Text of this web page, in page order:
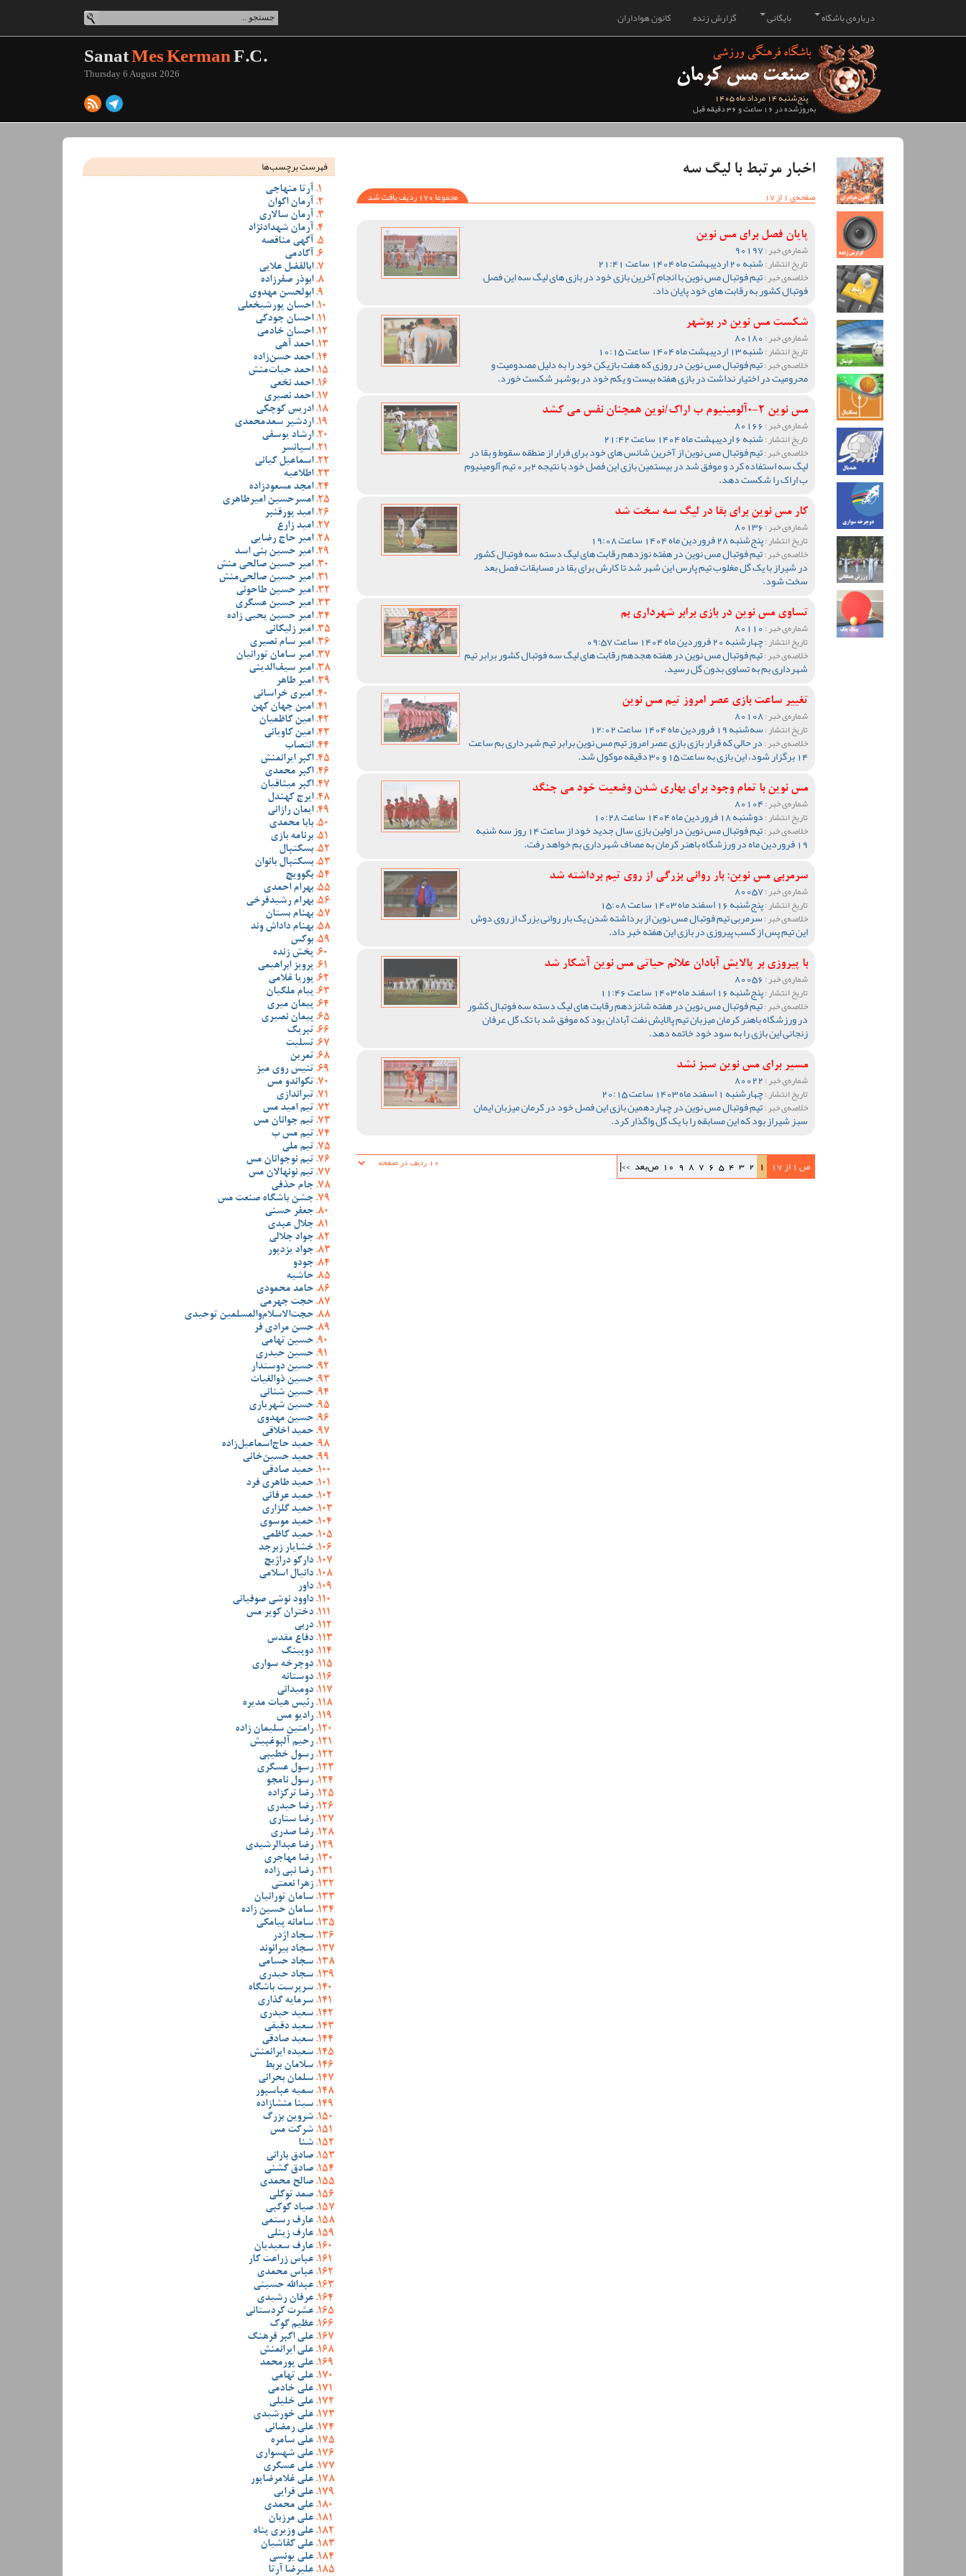
کانون هواداران گزارش زنده بایگانی درباره‌ی باشگاه
پنج‌شنبه 14 مرداد ماه 1405
به‌روزشده در 16 ساعت و 36 دقیقه قبل
SanatMes KermanF.C.
Thursday 6 August 2026
اخبار مرتبط با لیگ سه
صفحه‌ی 1 از 17
مجموعا 170 ردیف یافت شد
پایان فصل برای مس نوین
شماره‌ی خبر :90197
تاریخ انتشار :شنبه 20 اردیبهشت ماه 1404 ساعت 21:41
خلاصه‌ی خبر :تیم فوتبال مس نوین با انجام آخرین بازی خود در بازی های لیگ سه این فصل
فوتبال کشور به رقابت های خود پایان داد.
شکست مس نوین در بوشهر
شماره‌ی خبر :
تاریخ انتشار :شنبه 13 اردیبهشت ماه 1404 ساعت 10:15
خلاصه‌ی خبر :تیم فوتبال مس نوین در روزی که هفت بازیکن خود را به دلیل مصدومیت و
محرومیت در اختیار نداشت در بازی هفته بیست و یکم خود در بوشهر شکست خورد.
مس نوین 2-0آلومینیوم ب اراک/نوین همچنان نفس می کشد
شماره‌ی خبر :
تاریخ انتشار :شنبه 6 اردیبهشت ماه 1404 ساعت 21:42
خلاصه‌ی خبر :تیم فوتبال مس نوین از آخرین شانس های خود برای فرار از منطقه سقوط و بقا در
لیگ سه استفاده کرد و موفق شد در بیستمین بازی این فصل خود با نتیجه 2بر0 تیم آلومینیوم
ب اراک را شکست دهد.
کار مس نوین برای بقا در لیگ سه سخت شد
شماره‌ی خبر :
تاریخ انتشار :پنج‌شنبه 28 فروردین ماه 1404 ساعت 19:08
خلاصه‌ی خبر :تیم فوتبال مس نوین در هفته نوزدهم رقابت های لیگ دسته سه فوتبال کشور
در شیراز با یک گل مغلوب تیم پارس این شهر شد تا کارش برای بقا در مسابقات فصل بعد
سخت شود.
تساوی مس نوین در بازی برابر شهرداری بم
شماره‌ی خبر :
تاریخ انتشار :چهارشنبه 20 فروردین ماه 1404 ساعت 09:57
خلاصه‌ی خبر :تیم فوتبال مس نوین در هفته هجدهم رقابت های لیگ سه فوتبال کشور برابر تیم
شهرداری بم به تساوی بدون گل رسید.
تغییر ساعت بازی عصر امروز تیم مس نوین
شماره‌ی خبر :80108
تاریخ انتشار :سه‌شنبه 19 فروردین ماه 1404 ساعت 12:02
خلاصه‌ی خبر :در حالی که قرار بازی بازی عصر امروز تیم مس نوین برابر تیم شهرداری بم ساعت
14 برگزار شود، این بازی به ساعت 15 و 30 دقیقه موکول شد.
مس نوین با تمام وجود برای بهاری شدن وضعیت خود می جنگد
شماره‌ی خبر :80104
تاریخ انتشار :دوشنبه 18 فروردین ماه 1404 ساعت 10:28
خلاصه‌ی خبر : تیم فوتبال مس نوین در اولین بازی سال جدید خود از ساعت 14 روز سه شنبه
19 فروردین ماه در ورزشگاه باهنر کرمان به مصاف شهرداری بم خواهد رفت.
سرمربی مس نوین: بار روانی بزرگی از روی تیم برداشته شد
شماره‌ی خبر :80057
تاریخ انتشار :پنج‌شنبه 16 اسفند ماه 1403 ساعت 15:08
خلاصه‌ی خبر :سرمربی تیم فوتبال مس نوین از برداشته شدن یک بار روانی بزرگ از روی دوش
این تیم پس از کسب پیروزی در بازی این هفته خبر داد.
با پیروزی بر پالایش آبادان علائم حیاتی مس نوین آشکار شد
شماره‌ی خبر :
تاریخ انتشار :پنج‌شنبه 16 اسفند ماه 1403 ساعت 11:46
خلاصه‌ی خبر :تیم فوتبال مس نوین در هفته شانزدهم رقابت های لیگ دسته سه فوتبال کشور
در ورزشگاه باهنر کرمان میزبان تیم پالایش نفت آبادان بود که موفق شد با تک گل عرفان
زنجانی این بازی را به سود خود خاتمه دهد.
مسیر برای مس نوین سبز نشد
شماره‌ی خبر :
تاریخ انتشار :چهارشنبه 1 اسفند ماه 1403 ساعت 20:15
خلاصه‌ی خبر :تیم فوتبال مس نوین در چهاردهمین بازی این فصل خود در کرمان میزبان ایمان
سبز شیراز بود که این مسابقه را با یک گل واگذار کرد.
ص 1 از 17 1
2
3
4
5
6
7
8
9
10 ص‌بعد >>|
فهرست برچسب‌ها
آرتا منهاجی
آرمان اکوان
آرمان سالاری
آرمان شهدادنژاد
آگهی مناقصه
آکادمی
ابالفضل علایی
ابوذر صفرزاده
ابولحسن مهدوی
احسان پورشیخعلی
احسان جودکی
احسان خادمی
احمد آهی
احمد حسن‌زاده
احمد حیات‌منش
احمد نخعی
احمد نصیری
ادریس کوچکی
اردشیر سعدمحمدی
ارشاد یوسفی
اسپانسر
اسماعیل کیانی
اطلاعیه
امجد مسعودزاده
امسرحسین امیرطاهری
امید پورقنبر
امید زارع
امیر حاج رضایی
امیر حسین بنی اسد
امیر حسین صالحی منش
امیر حسین صالحی‌منش
امیر حسین طاحونی
امیر حسین عسگری
امیر حسین یحیی زاده
امیر زلیکانی
امیر سام نصیری
امیر سامان تورانیان
امیر سیف‌الدینی
امیر طاهر
امیری خراسانی
امین جهان کهن
امین کاظمیان
امین کاویانی
انتصاب
اکبر ایرانمنش
اکبر محمدی
اکبر میثاقیان
ایرج کهندل
ایمان رازانی
بابا محمدی
برنامه بازی
بسکتبال
بسکتبال بانوان
بگوویچ
بهرام احمدی
بهرام رشیدفرخی
بهنام بستان
بهنام داداش وند
بوکس
پخش زنده
پرویز ابراهیمی
پوریا غلامی
پیام ملکیان
پیمان میری
پیمان نصیری
تبریک
تسلیت
تمرین
تنیس روی میز
تکواندو مس
تیراندازی
تیم امید مس
تیم جوانان مس
تیم مس ب
تیم ملی
تیم نوجوانان مس
تیم نونهالان مس
جام حذفی
جشن باشگاه صنعت مس
جعفر حسنی
جلال عبدی
جواد جلالی
جواد یزدپور
جودو
حاشیه
حامد محمودی
حجت جهرمی
حجت‌الاسلام‌والمسلمین توحیدی
حسن مرادی فر
حسین تهامی
حسین حیدری
حسین دوستدار
حسین ذوالغیاث
حسین شنانی
حسین شهریاری
حسین مهدوی
حمید اخلاقی
حمید حاج‌اسماعیل‌زاده
حمید حسین‌خانی
حمید صادقی
حمید طاهری فرد
حمید عرفانی
حمید گلزاری
حمید موسوی
حمید کاظمی
خشایار زبرجد
دارکو دراژیچ
دانیال اسلامی
داور
داوود نوشی صوفیانی
دختران کویر مس
دربی
دفاع مقدس
دوپینگ
دوچرخه سواری
دوستانه
دومیدانی
رئیس هیات مدیره
رادیو مس
رامتین سلیمان زاده
رحیم آلبوغبیش
رسول خطیبی
رسول عسگری
رسول نامجو
رضا ترکزاده
رضا حیدری
رضا ستاری
رضا صدری
رضا عبدالرشیدی
رضا مهاجری
رضا نبی زاده
زهرا نعمتی
سامان تورانیان
سامان حسین زاده
سامانه پیامکی
سجاد اژدر
سجاد بیرانوند
سجاد حسامی
سجاد حیدری
سرپرست باشگاه
سرمایه گذاری
سعید حیدری
سعید دقیقی
سعید صادقی
سعیده ایرانمنش
سلامان بربط
سلمان بحرانی
سمیه عباسپور
سینا منشازاده
شروین بزرگ
شرکت مس
شنا
صادق بارانی
صادق گشنی
صالح محمدی
صمد توکلی
صیاد کوکبی
عارف رستمی
عارف زینلی
عارف سعیدیان
عباس زراعت کار
عباس محمدی
عبدالله حسینی
عرفان رشیدی
عشرت کردستانی
عظیم گوک
علی اکبر فرهنگ
علی ایرانمنش
علی پورمحمد
علی تهامی
علی خادمی
علی خلیلی
علی خورشیدی
علی رمضانی
علی سامره
علی شهسواری
علی عسگری
علی غلامرضاپور
علی قرایی
علی محمدی
علی مرزبان
علی وزیری پناه
علی کفاشیان
علی یونسی
علیرضا آرتا